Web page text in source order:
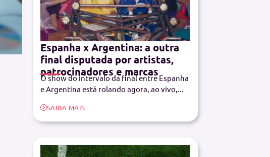
Espanha x Argentina: a outra
final disputada por artistas,
patrocinadores e marcas
O show do intervalo da final entre Espanha
e Argentina está rolando agora, ao vivo,...
SAIBA MAIS